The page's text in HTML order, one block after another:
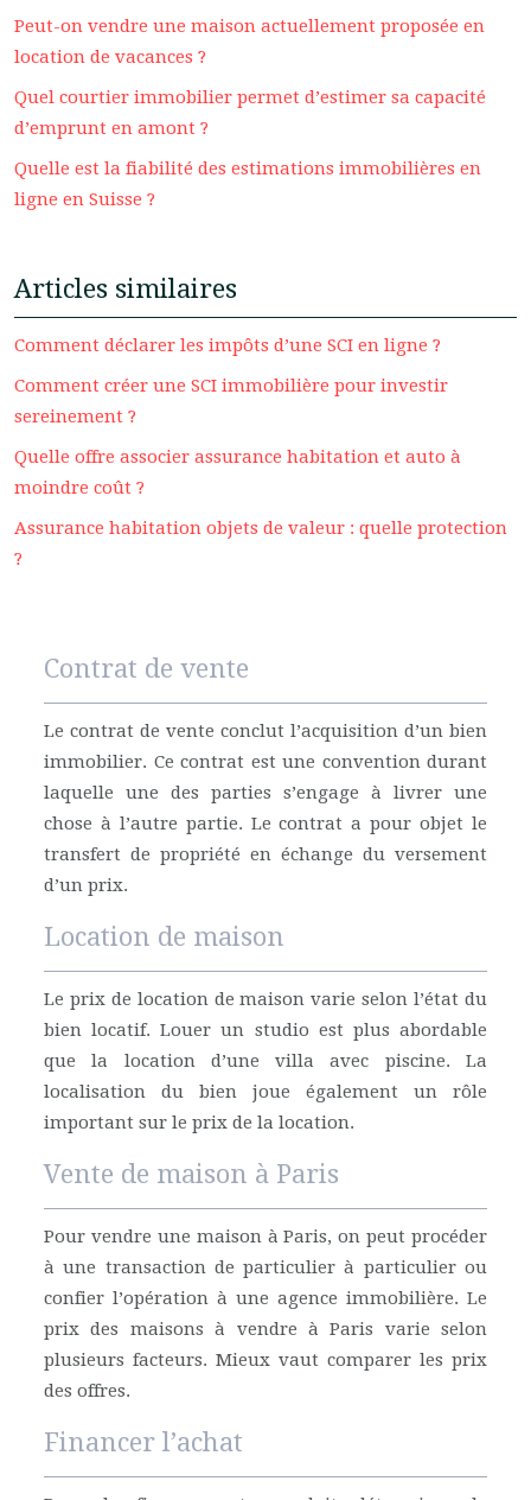
Peut-on vendre une maison actuellement proposée en
location de vacances ?
Quel courtier immobilier permet d’estimer sa capacité
d’emprunt en amont ?
Quelle est la fiabilité des estimations immobilières en
ligne en Suisse ?
Articles similaires
Comment déclarer les impôts d’une SCI en ligne ?
Comment créer une SCI immobilière pour investir
sereinement ?
Quelle offre associer assurance habitation et auto à
moindre coût ?
Assurance habitation objets de valeur : quelle protection
?
Contrat de vente
Le contrat de vente conclut l’acquisition d’un bien
immobilier. Ce contrat est une convention durant
laquelle une des parties s’engage à livrer une
chose à l’autre partie. Le contrat a pour objet le
transfert de propriété en échange du versement
d’un prix.
Location de maison
Le prix de location de maison varie selon l’état du
bien locatif. Louer un studio est plus abordable
que la location d’une villa avec piscine. La
localisation du bien joue également un rôle
important sur le prix de la location.
Vente de maison à Paris
Pour vendre une maison à Paris, on peut procéder
à une transaction de particulier à particulier ou
confier l’opération à une agence immobilière. Le
prix des maisons à vendre à Paris varie selon
plusieurs facteurs. Mieux vaut comparer les prix
des offres.
Financer l’achat